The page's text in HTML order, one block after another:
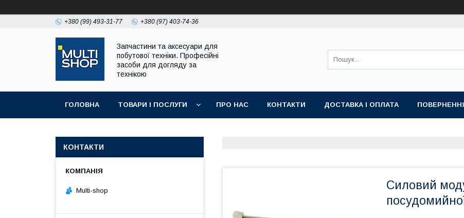
+380 (99) 493-31-77 +380 (97) 403-74-36
Запчастини та аксесуари для
побутової техніки. Професійні
засоби для догляду за
технікою
ГОЛОВНА ТОВАРИ І ПОСЛУГИ ПРО НАС КОНТАКТИ ДОСТАВКА І ОПЛАТА
Силовий
КОНТАКТИ
Multi-shop